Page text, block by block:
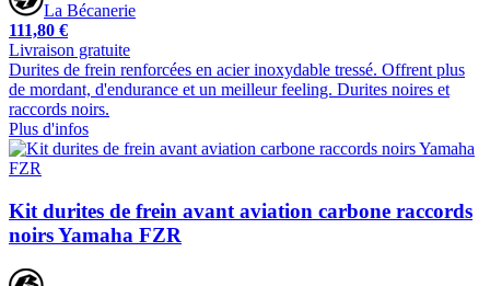
La Bécanerie
111,80 €
Livraison gratuite
Durites de frein renforcées en acier inoxydable tressé. Offrent plus
de mordant, d'endurance et un meilleur feeling. Durites noires et
raccords noirs.
Plus d'infos
Kit durites de frein avant aviation carbone raccords
noirs Yamaha FZR